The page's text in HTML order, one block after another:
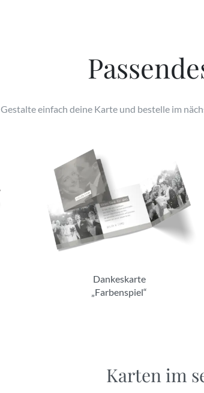
Gestalte einfach deine Karte und bestelle im
Dankeskarte
„Farbenspiel“
Karten im